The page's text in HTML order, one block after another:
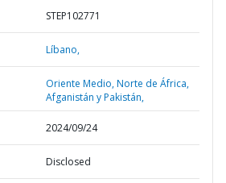
STEP102771
Líbano,
Oriente Medio, Norte de África,
Afganistán y Pakistán,
2024/09/24
Disclosed